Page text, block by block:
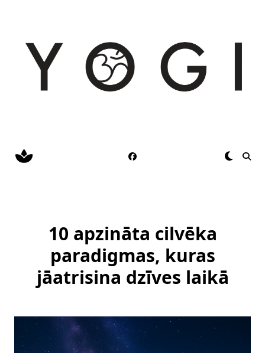
10 apzināta cilvēka
paradigmas, kuras
jāatrisina dzīves laikā